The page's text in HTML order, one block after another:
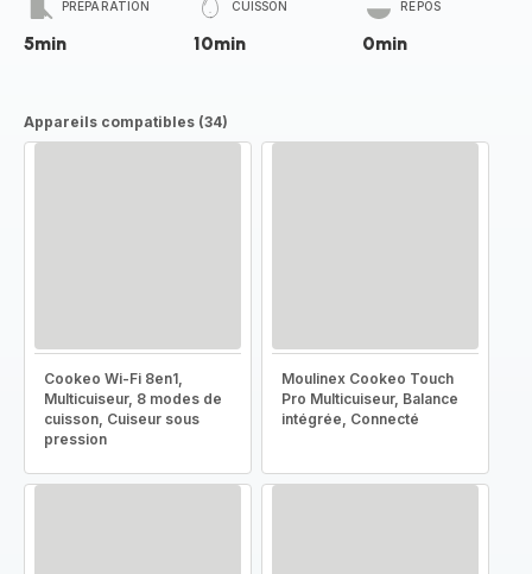
PRÉPARATION
5min
CUISSON
10min
REPOS
0min
Appareils compatibles (34)
Cookeo Wi-Fi 8en1,
Multicuiseur, 8 modes de
cuisson, Cuiseur sous
pression
Moulinex Cookeo Touch
Pro Multicuiseur, Balance
intégrée, Connecté